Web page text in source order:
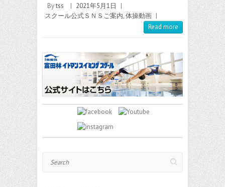
Bytss 2021年5月1日
スクール公式ＳＮＳご案内,体操動画
Read more